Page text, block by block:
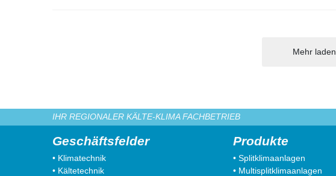
Mehr laden
IHR REGIONALER KÄLTE-KLIMA FACHBETRIEB
Geschäftsfelder
• Klimatechnik
• Kältetechnik
Produkte
• Splitklimaanlagen
• Multisplitklimaanlagen